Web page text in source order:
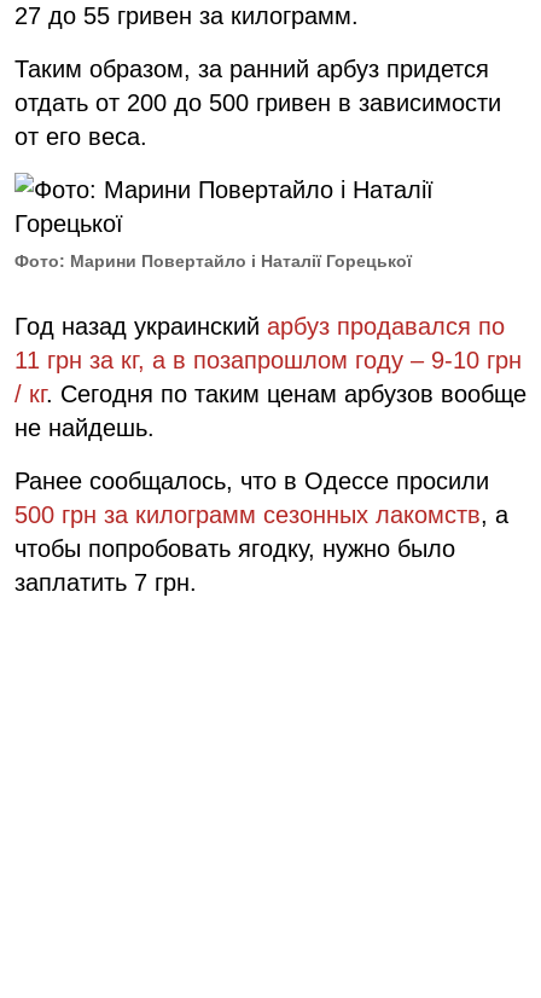
27 до 55 гривен за килограмм.
Таким образом, за ранний арбуз придется
отдать от 200 до 500 гривен в зависимости
от его веса.
Фото: Марини Повертайло і Наталії Горецької
Год назад украинский арбуз продавался по
11 грн за кг, а в позапрошлом году – 9-10 грн
/ кг. Сегодня по таким ценам арбузов вообще
не найдешь.
Ранее сообщалось, что в Одессе просили
500 грн за килограмм сезонных лакомств, а
чтобы попробовать ягодку, нужно было
заплатить 7 грн.